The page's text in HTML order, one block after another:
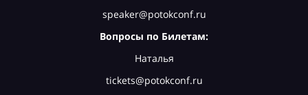
speaker@potokconf.ru
Вопросы по Билетам:
Наталья
tickets@potokconf.ru